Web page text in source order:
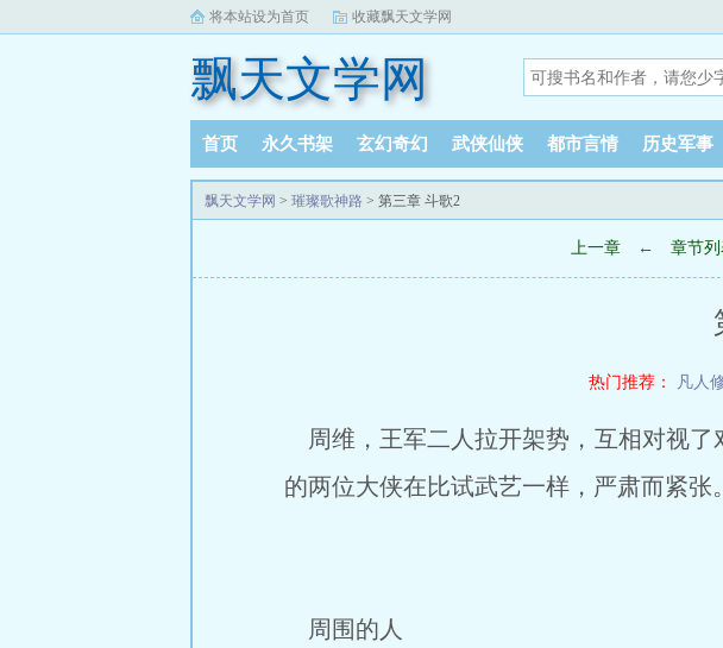
将本站设为首页 收藏飘天文学网
飘天文学网
首页 永久书架 玄幻奇幻 武侠仙侠 都市言情 历史军事
飘天文学网 > 璀璨歌神路 > 第三章 斗歌2
上一章 ← 章节
热门推荐： 凡人
周维，王军二人拉开架势，互相对视了
的两位大侠在比试武艺一样，严肃而紧
周围的人